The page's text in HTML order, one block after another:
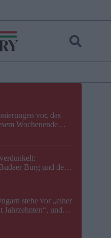
vor, das
Wochenende
Burg und der
stehe vor „einer
Jahrzehnten“, und